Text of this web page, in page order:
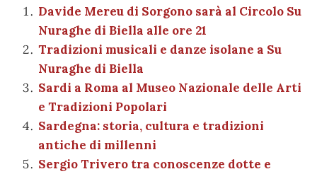
b
o
o
k
r t A
p
p
g
er
a
m
dI
n
et
l di
vi
di
Davide Mereu di Sorgono sarà al Circolo Su
Nuraghe di Biella alle ore 21
Tradizioni musicali e danze isolane a Su
Nuraghe di Biella
Sardi a Roma al Museo Nazionale delle Arti
e Tradizioni Popolari
Sardegna: storia, cultura e tradizioni
antiche di millenni
Sergio Trivero tra conoscenze dotte e